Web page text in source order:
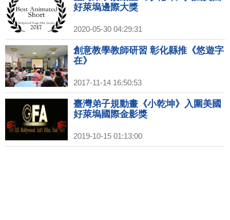
好萊塢邊際大獎
2020-05-30 04:29:31
創意教學教師研習 彰化縣推《悠遊字
在》
2017-11-14 16:50:53
臺灣弟子規動畫《小乾坤》入圍美國
好萊塢國際金影獎
2019-10-15 01:13:00